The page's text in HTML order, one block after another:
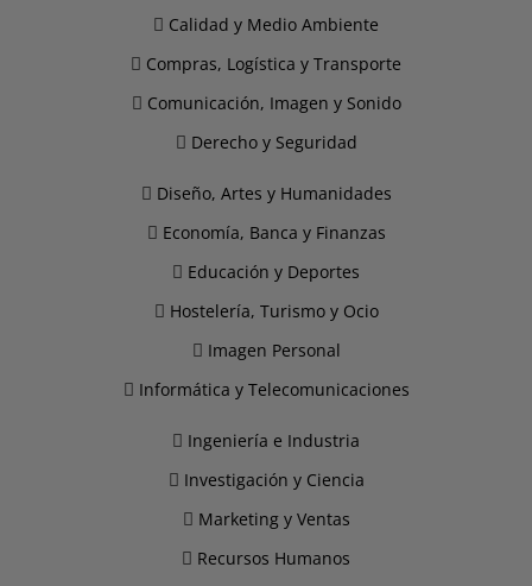
Calidad y Medio Ambiente
Compras, Logística y Transporte
Comunicación, Imagen y Sonido
Derecho y Seguridad
Diseño, Artes y Humanidades
Economía, Banca y Finanzas
Educación y Deportes
Hostelería, Turismo y Ocio
Imagen Personal
Informática y Telecomunicaciones
Ingeniería e Industria
Investigación y Ciencia
Marketing y Ventas
Recursos Humanos